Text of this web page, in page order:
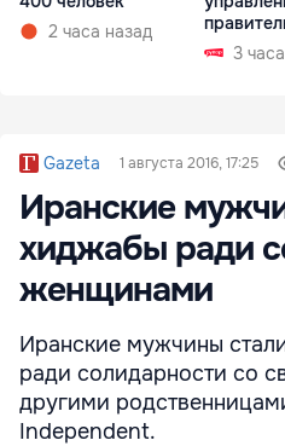
2 часа назад
3
Gazeta 1 августа 2016, 17:25
Иранские
хиджабы ради
женщинами
Иранские мужчины
ради солидарности со
другими
Independent.